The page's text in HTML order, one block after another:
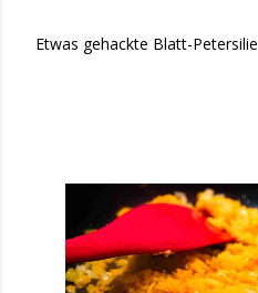
Etwas gehackte Blatt-Petersilie